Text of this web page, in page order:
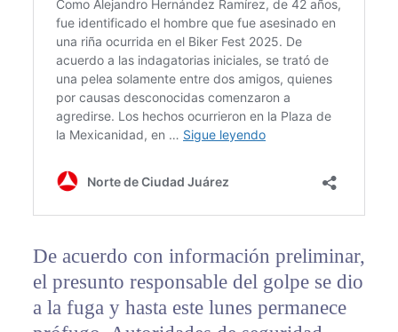
De acuerdo con información preliminar,
el presunto responsable del golpe se dio
a la fuga y hasta este lunes permanece